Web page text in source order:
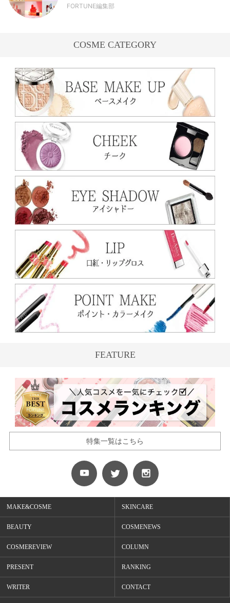
FORTUNE編集部
COSME CATEGORY
FEATURE
特集一覧はこちら
MAKE&COSME SKINCARE
BEAUTY COSMENEWS
COSMEREVIEW COLUMN
PRESENT RANKING
WRITER CONTACT